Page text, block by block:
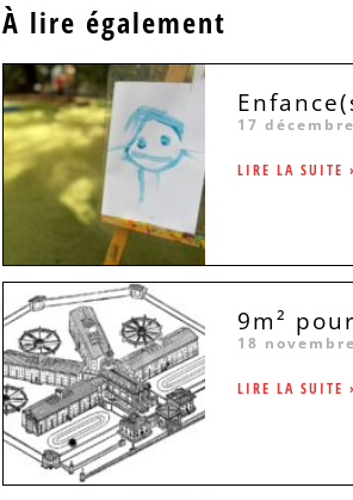
À lire également
17
LIRE LA SUITE
9m²
18
LIRE LA SUITE